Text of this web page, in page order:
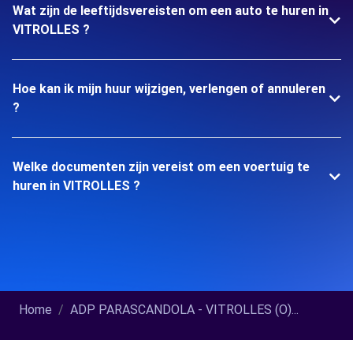
Wat zijn de leeftijdsvereisten om een auto te huren in
VITROLLES ?
Hoe kan ik mijn huur wijzigen, verlengen of annuleren
?
Welke documenten zijn vereist om een voertuig te
huren in VITROLLES ?
Home ADP PARASCANDOLA - VITROLLES (O)...